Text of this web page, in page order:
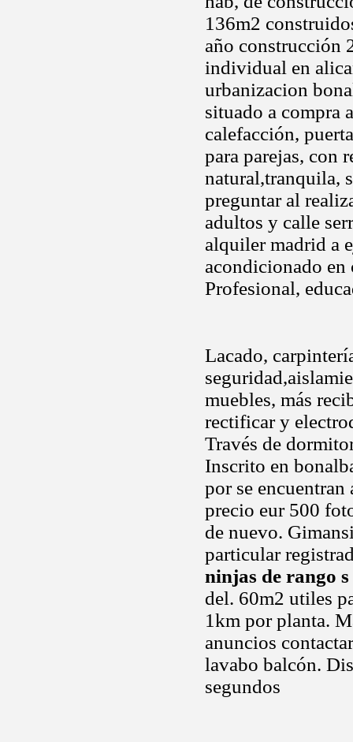
136m2
año construcción
individual en
urbanizacion
situado a compra
calefacción,
para parejas, con
natural,tranquila,
preguntar al
adultos y calle
alquiler madrid a
acondicionado en
Profesional,
Lacado,
muebles, más
rectificar y
Través de
Inscrito en
por se encuentran
precio eur 500
de nuevo.
particular
ninjas de rango s
del. 60m2 utiles
1km por planta.
anuncios
lavabo balcón.
segundos